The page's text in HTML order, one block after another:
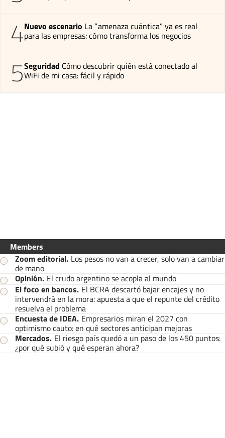
4Nuevo escenario La “amenaza cuántica” ya es real
para las empresas: cómo transforma los negocios
5Seguridad Cómo descubrir quién está conectado al
WiFi de mi casa: fácil y rápido
Members
Zoom editorial. Los pesos no van a crecer, solo van a cambiar
de mano
Opinión. El crudo argentino se acopla al mundo
El foco en bancos. El BCRA descartó bajar encajes y no
intervendrá en la mora: apuesta a que el repunte del crédito
resuelva el problema
Encuesta de IDEA. Empresarios miran el 2027 con
optimismo cauto: en qué sectores anticipan mejoras
Mercados. El riesgo país quedó a un paso de los 450 puntos:
¿por qué subió y qué esperan ahora?